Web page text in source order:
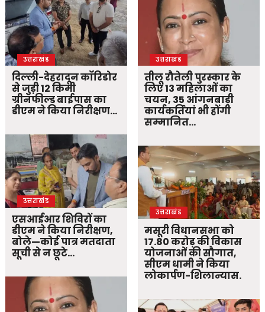
उत्तराखंड
दिल्ली-देहरादून कॉरिडोर
से जुड़ी 12 किमी
ग्रीनफील्ड बाईपास का
डीएम ने किया निरीक्षण…
उत्तराखंड
एसआईआर शिविरों का
डीएम ने किया निरीक्षण,
बोले—कोई पात्र मतदाता
सूची से न छूटे…
उत्तराखंड
तीलू रौतेली पुरस्कार के
लिए 13 महिलाओं का
चयन, 35 आंगनबाड़ी
कार्यकर्तियां भी होंगी
सम्मानित…
उत्तराखंड
मसूरी विधानसभा को
17.80 करोड़ की विकास
योजनाओं की सौगात,
सीएम धामी ने किया
लोकार्पण-शिलान्यास.